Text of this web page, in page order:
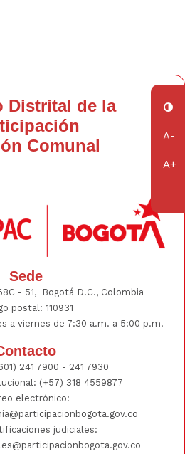
Distrital de la
Comunal
Sede
- 51, Bogotá D.C., Colombia
postal: 110931
a viernes de 7:30 a.m. a 5:00 p.m.
241 7900 - 241 7930
(+57) 318 4559877
electrónico:
judiciales: